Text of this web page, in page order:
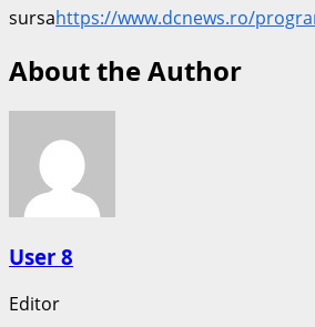
sursahttps://www.dcnews.ro/
About the Author
User 8
Editor